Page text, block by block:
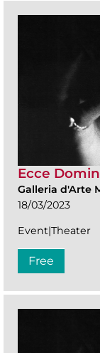
Ecce
Galleria d'Arte
18/03/2023
Event|Theater
Free